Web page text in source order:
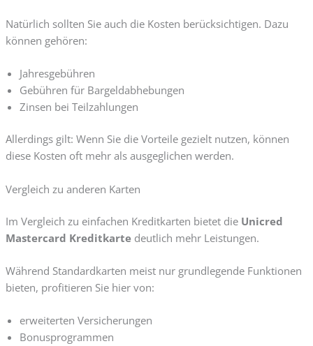
Natürlich sollten Sie auch die Kosten berücksichtigen. Dazu
können gehören:
Jahresgebühren
Gebühren für Bargeldabhebungen
Zinsen bei Teilzahlungen
Allerdings gilt: Wenn Sie die Vorteile gezielt nutzen, können
diese Kosten oft mehr als ausgeglichen werden.
Vergleich zu anderen Karten
Im Vergleich zu einfachen Kreditkarten bietet die Unicred
Mastercard Kreditkartedeutlich mehr Leistungen.
Während Standardkarten meist nur grundlegende Funktionen
bieten, profitieren Sie hier von:
erweiterten Versicherungen
Bonusprogrammen